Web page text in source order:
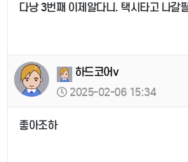
다낭 3번째 이제알다니. 택시타고 나갈
하드코어v
2025-02-06 15:34
좋아조하